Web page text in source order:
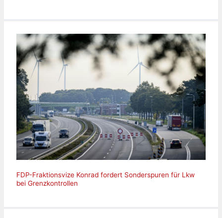
FDP-Fraktionsvize Konrad fordert Sonderspuren für Lkw
bei Grenzkontrollen